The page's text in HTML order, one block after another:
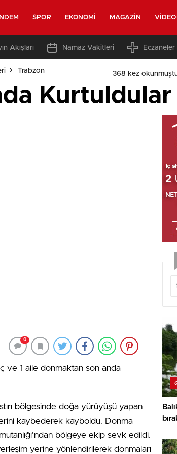
SPOR EKONOMI MAGAZIN
Akışları Namaz Vakitleri Eczaneler
Trabzon 368 kez
Kurtuldular
0
ve 1 aile donmaktan son anda
bölgesinde doğa yürüyüşü yapan
kaybederek kayboldu. Donma
bölgeye ekip sevk edildi.
yerine yönlendirilerek donmaları